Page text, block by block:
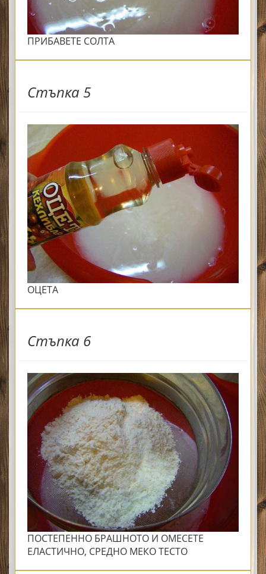
ПРИБАВЕТЕ СОЛТА
Стъпка 5
ОЦЕТА
Стъпка 6
ПОСТЕПЕННО БРАШНОТО И ОМЕСЕТЕ
ЕЛАСТИЧНО, СРЕДНО МЕКО ТЕСТО